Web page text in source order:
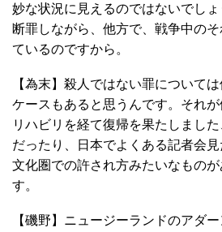
妙な状況に見えるのではないでし
断罪しながら、他方で、戦争中の
ているのですから。
【為末】殺人ではない罪について
ケースもあると思うんです。それ
リハビリを経て復帰を果たしまし
だったり、日本でよくある記者会
文化圏での許され方みたいなもの
す。
【磯野】ニュージーランドのアダ